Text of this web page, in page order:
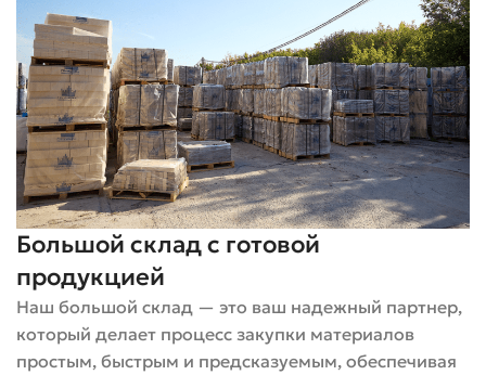
хорошая
Пустотелый
керамический
Глина с
формованными
пустотами
Меньше вес,
экономнее в
расходе
Клинкерный
глины при высоких
температурах
устойчивая
окраска,
Большой склад с готовой
продукцией
Наш большой склад — это ваш надежный партнер,
который делает процесс закупки материалов
простым, быстрым и предсказуемым, обеспечивая